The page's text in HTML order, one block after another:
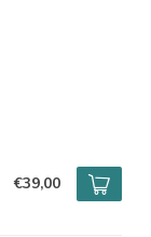
€39,00